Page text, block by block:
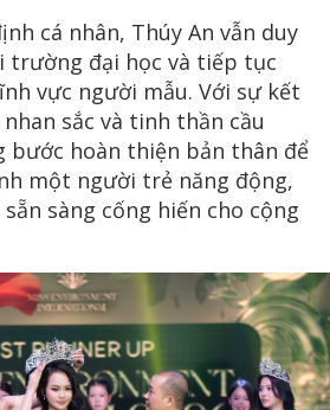
cá nhân, Thúy An vẫn duy
trường đại học và tiếp tục
vực người mẫu. Với sự kết
sắc và tinh thần cầu
bước hoàn thiện bản thân để
một người trẻ năng động,
sàng cống hiến cho cộng